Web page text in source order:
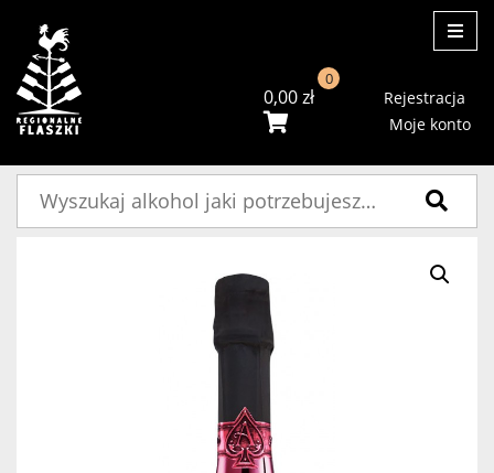
0,00zł
0
Rejestracja
Moje konto